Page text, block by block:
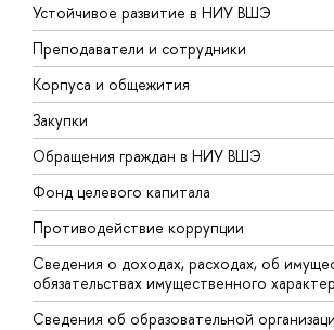
Устойчивое развитие в НИУ ВШЭ
Преподаватели и сотрудники
Корпуса и общежития
Закупки
Обращения граждан в НИУ ВШЭ
Фонд целевого капитала
Противодействие коррупции
Сведения о доходах, расходах, об
обязательствах имущественного
Сведения об образовательной